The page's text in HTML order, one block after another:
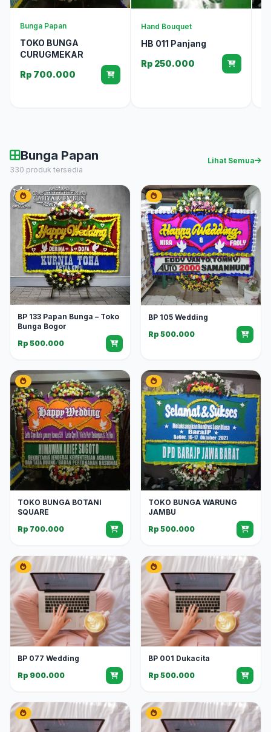
Bunga Papan
TOKO BUNGA
CURUGMEKAR
Rp 700.000
Hand Bouquet
HB 011 Panjang
Rp 250.000
Bunga Papan
330 produk tersedia
Lihat Semua
BP 133 Papan Bunga – Toko
Bunga Bogor
Rp 500.000
BP 105 Wedding
Rp 500.000
TOKO BUNGA BOTANI
SQUARE
Rp 700.000
TOKO BUNGA WARUNG
JAMBU
Rp 500.000
BP 077 Wedding
Rp 900.000
BP 001 Dukacita
Rp 500.000